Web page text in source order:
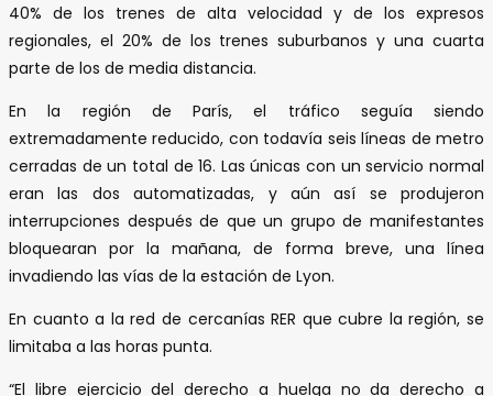
40% de los trenes de alta velocidad y de los expresos
regionales, el 20% de los trenes suburbanos y una cuarta
parte de los de media distancia.
En la región de París, el tráfico seguía siendo
extremadamente reducido, con todavía seis líneas de metro
cerradas de un total de 16. Las únicas con un servicio normal
eran las dos automatizadas, y aún así se produjeron
interrupciones después de que un grupo de manifestantes
bloquearan por la mañana, de forma breve, una línea
invadiendo las vías de la estación de Lyon.
En cuanto a la red de cercanías RER que cubre la región, se
limitaba a las horas punta.
“El libre ejercicio del derecho a huelga no da derecho a